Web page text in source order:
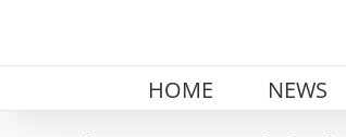
HOME NEWS